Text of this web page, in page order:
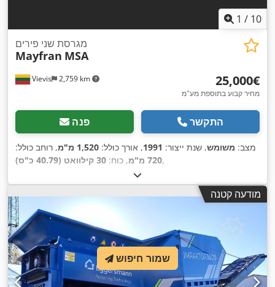
1 / 10
Vievis 2,759 km
מגרסת שני פירים
Mayfran MSA
‏25,000 ‏€
מחיר קבוע בתוספת מע"מ
פנה התקשר
מצב: משומש, שנת ייצור: 1991, אורך כולל: 1,520 מ"מ
, רוחב כולל:
720 מ"מ
, כוח: 30 קילוואט (40.79 כ"ס) ,
מודעה קטנה
שמור חיפוש